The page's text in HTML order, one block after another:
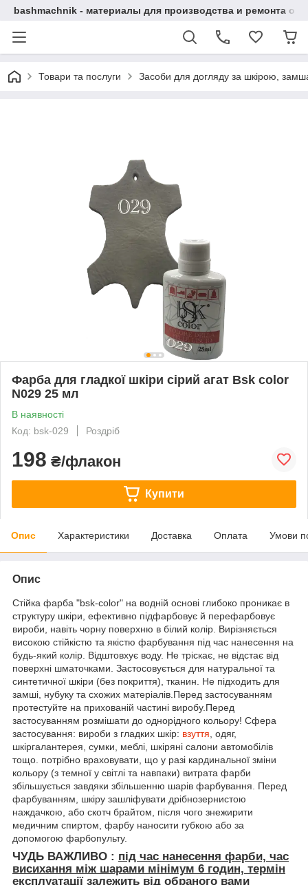
bashmachnik - материалы для производства и ремонта
Товари та послуги Засоби для догляду за шкірою,
Фарба для гладкої шкіри сірий агат Bsk color
N029 25 мл
В наявності
Код: bsk-029
Роздріб
198 ₴/флакон
Купити
Опис Характеристики Доставка Оплата Умови
Опис
Стійка фарба "bsk-color" на водній основі глибоко проникає в
структуру шкіри, ефективно підфарбовує й перефарбовує
вироби, навіть чорну поверхню в білий колір. Вирізняється
високою стійкістю та якістю фарбування під час нанесення на
будь-який колір. Відштовхує воду. Не тріскає, не відстає від
поверхні шматочками. Застосовується для натуральної та
синтетичної шкіри (без покриття), тканин. Не підходить для
замші, нубуку та схожих матеріалів.Перед застосуванням
протестуйте на прихованій частині виробу.Перед
застосуванням розмішати до однорідного кольору! Сфера
застосування: вироби з гладких шкір: взуття , одяг,
шкіргалантерея, сумки, меблі, шкіряні салони автомобілів
тощо. потрібно враховувати, що у разі кардинальної зміни
кольору (з темної у світлі та навпаки) витрата фарби
збільшується завдяки збільшенню шарів фарбування. Перед
фарбуванням, шкіру зашліфувати дрібнозернистою
наждачкою, або скотч брайтом, після чого знежирити
медичним спиртом, фарбу наносити губкою або за
допомогою фарбопульту.
ЧУДЬ ВАЖЛИВО : під час нанесення фарби, час
висихання між шарами мінімум 6 годин, термін
експлуатації залежить від обраного вами